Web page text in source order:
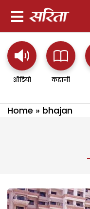
ऑडियो कहानी
Home » bhajan